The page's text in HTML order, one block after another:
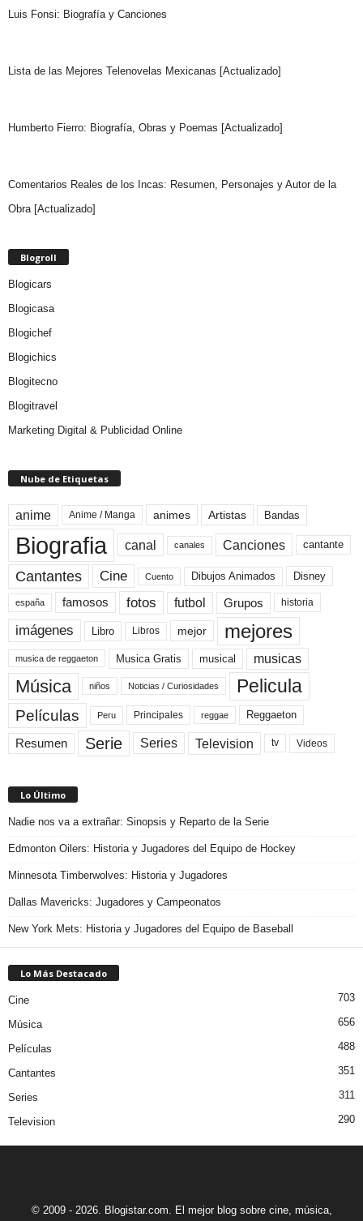
Luis Fonsi: Biografía y Canciones
Lista de las Mejores Telenovelas Mexicanas [Actualizado]
Humberto Fierro: Biografía, Obras y Poemas [Actualizado]
Comentarios Reales de los Incas: Resumen, Personajes y Autor de la
Obra [Actualizado]
Blogroll
Blogicars
Blogicasa
Blogichef
Blogichics
Blogitecno
Blogitravel
Marketing Digital & Publicidad Online
Nube de Etiquetas
anime Anime / Manga animes Artistas Bandas
Biografia canal canales Canciones cantante
Cantantes Cine Cuento Dibujos Animados Disney
españa famosos fotos futbol Grupos historia
imágenes Libro Libros mejor mejores
musica de reggaeton Musica Gratis musical musicas
Música niños Noticias / Curiosidades Pelicula
Películas Peru Principales reggae Reggaeton
Resumen Serie Series Television tv Videos
Lo Último
Nadie nos va a extrañar: Sinopsis y Reparto de la Serie
Edmonton Oilers: Historia y Jugadores del Equipo de Hockey
Minnesota Timberwolves: Historia y Jugadores
Dallas Mavericks: Jugadores y Campeonatos
New York Mets: Historia y Jugadores del Equipo de Baseball
Lo Más Destacado
Cine 703
Música 656
Películas 488
Cantantes 351
Series 311
Television 290
© 2009 - 2026. Blogistar.com. El mejor blog sobre cine, música,